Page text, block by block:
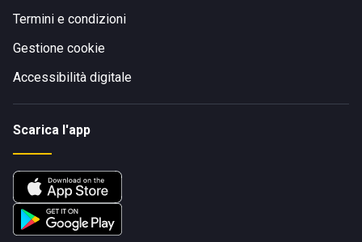
Termini e condizioni
Gestione cookie
Accessibilità digitale
Scarica l'app